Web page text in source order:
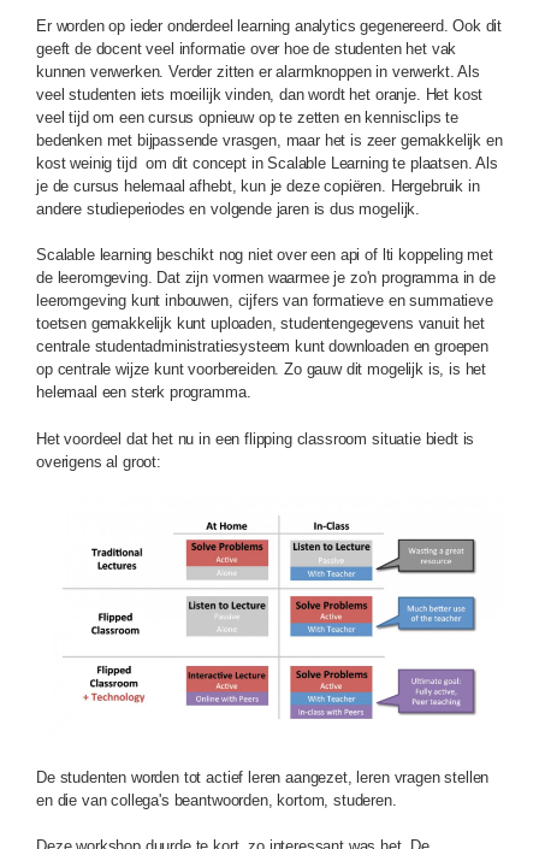
Er worden op ieder onderdeel learning analytics gegenereerd. Ook dit
geeft de docent veel informatie over hoe de studenten het vak
kunnen verwerken. Verder zitten er alarmknoppen in verwerkt. Als
veel studenten iets moeilijk vinden, dan wordt het oranje. Het kost
veel tijd om een cursus opnieuw op te zetten en kennisclips te
bedenken met bijpassende vrasgen, maar het is zeer gemakkelijk en
kost weinig tijd om dit concept in Scalable Learning te plaatsen. Als
je de cursus helemaal afhebt, kun je deze copiëren. Hergebruik in
andere studieperiodes en volgende jaren is dus mogelijk.
Scalable learning beschikt nog niet over een api of lti koppeling met
de leeromgeving. Dat zijn vormen waarmee je zo'n programma in de
leeromgeving kunt inbouwen, cijfers van formatieve en summatieve
toetsen gemakkelijk kunt uploaden, studentengegevens vanuit het
centrale studentadministratiesysteem kunt downloaden en groepen
op centrale wijze kunt voorbereiden. Zo gauw dit mogelijk is, is het
helemaal een sterk programma.
Het voordeel dat het nu in een flipping classroom situatie biedt is
overigens al groot:
De studenten worden tot actief leren aangezet, leren vragen stellen
en die van collega's beantwoorden, kortom, studeren.